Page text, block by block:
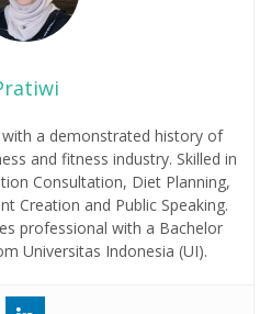
a demonstrated history of
and fitness industry. Skilled in
Consultation, Diet Planning,
Creation and Public Speaking.
professional with a Bachelor
Universitas Indonesia (UI).